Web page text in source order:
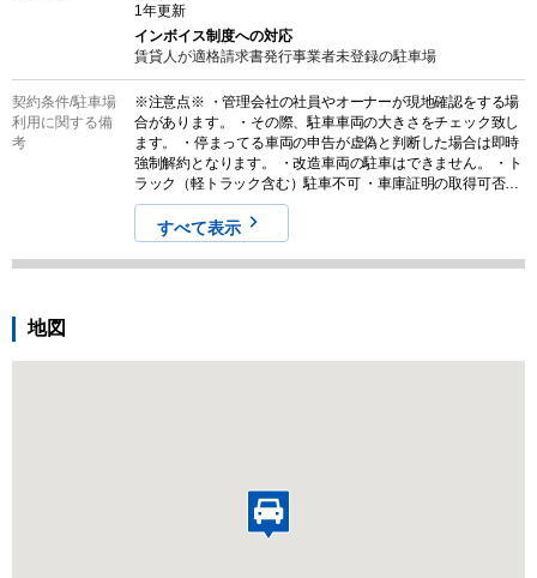
1年更新
インボイス制度への対応
賃貸人が適格請求書発行事業者未登録の駐車場
契約条件/駐車場
利用に関する備
考
※注意点※ ・管理会社の社員やオーナーが現地確認をする場
合があります。 ・その際、駐車車両の大きさをチェック致し
ます。 ・停まってる車両の申告が虚偽と判断した場合は即時
強制解約となります。 ・改造車両の駐車はできません。 ・ト
ラック（軽トラック含む）駐車不可 ・車庫証明の取得可否お
よび発行遅延・不許可等については関係官公署の判断による
ものとし、貸主および管理会社は一切の責任を負わないもの
とする。 ★契約を希望する場合は現地確認必須★ 必ず現地を
確認の上、お手続きをお願い致します。
すべて表示
地図